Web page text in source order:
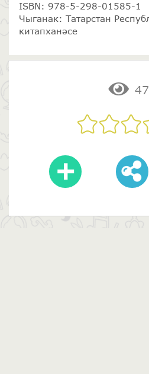
ISBN: 978-5-298-01585-1
Чыганак: Татарстан
китапханәсе